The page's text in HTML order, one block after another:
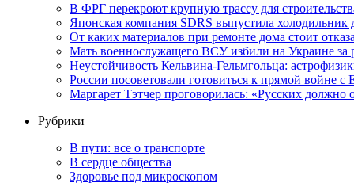
В ФРГ перекроют крупную трассу для
Японская компания SDRS выпустила холодильник
От каких материалов при ремонте дома стоит
Мать военнослужащего ВСУ избили на Украине за
Неустойчивость Кельвина-Гельмгольца:
России посоветовали готовиться к прямой войне с
Маргарет Тэтчер проговорилась: «Русских
Рубрики
В пути: все о транспорте
В сердце общества
Здоровье под микроскопом